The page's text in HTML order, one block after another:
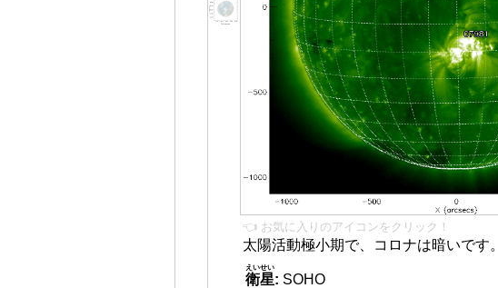
👈 お気に入りのアイコンをクリック！
太陽活動極小期で、コロナは暗いです。
衛星
えいせい
: SOHO